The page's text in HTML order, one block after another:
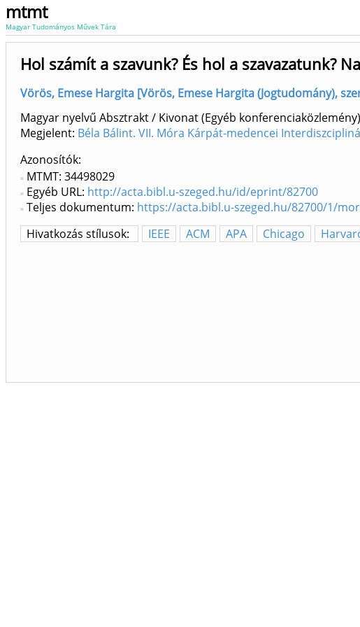
mtmt
Magyar Tudományos Művek Tára
Hol számít a szavunk? És hol a szavazatunk?
Vörös, Emese Hargita [Vörös, Emese Hargita (Jogtudomány),
Magyar nyelvű Absztrakt / Kivonat (Egyéb
Megjelent: Béla Bálint. VII. Móra Kárpát-medencei
Azonosítók
MTMT: 34498029
Egyéb URL: http://acta.bibl.u-szeged.hu/id/eprint/82700
Teljes dokumentum: https://acta.bibl.u-szeged.hu/82700/1/
Hivatkozás stílusok:
IEEE ACM APA Chicago